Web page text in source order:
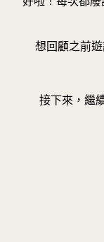
想回顧之前
接下來，繼